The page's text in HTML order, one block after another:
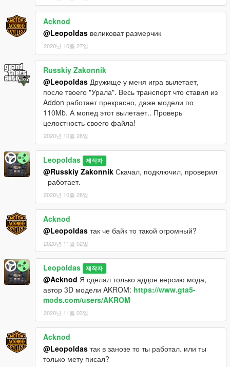
Acknod
@Leopoldas великоват размерчик
2020년 10월 27일
Russkiy Zakonnik
@Leopoldas Дружище у меня игра вылетает,
после твоего "Урала". Весь транспорт что ставил из
Addon работает прекрасно, даже модели по
110Mb. А мопед этот вылетает.. Проверь
целостность своего файла!
2020년 10월 28일
Leopoldas 제작자
@Russkiy Zakonnik Скачал, подключил, проверил
- работает.
2020년 10월 28일
Acknod
@Leopoldas так че байк то такой огромный?
2020년 11월 02일
Leopoldas 제작자
@Acknod Я сделал только аддон версию мода,
автор 3D модели AKROM: https://www.gta5-
mods.com/users/AKROM
2020년 11월 03일
Acknod
@Leopoldas так в занозе то ты работал. или ты
только мету писал?